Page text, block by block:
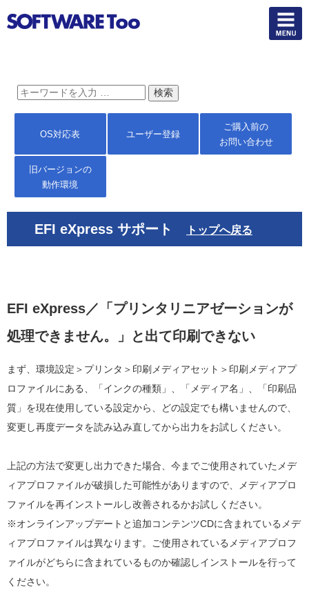
OS対応表 ユーザー登録
ご購入前の
お問い合わせ
旧バージョンの
動作環境
EFI eXpress サポート トップへ戻る
EFI eXpress／「プリンタリニアゼーションが
処理できません。」と出て印刷できない
まず、環境設定＞プリンタ＞印刷メディアセット＞印刷メディアプ
ロファイルにある、「インクの種類」、「メディア名」、「印刷品
質」を現在使用している設定から、どの設定でも構いませんので、
変更し再度データを読み込み直してから出力をお試しください。
上記の方法で変更し出力できた場合、今までご使用されていたメデ
ィアプロファイルが破損した可能性がありますので、メディアプロ
ファイルを再インストールし改善されるかお試しください。
※オンラインアップデートと追加コンテンツCDに含まれているメデ
ィアプロファイルは異なります。ご使用されているメディアプロフ
ァイルがどちらに含まれているものか確認しインストールを行って
ください。